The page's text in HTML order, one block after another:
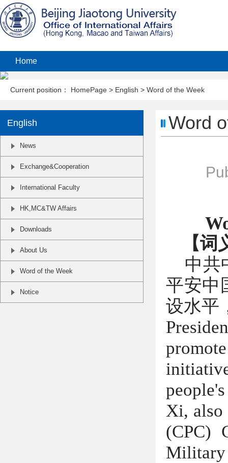
Home
Current position： HomePage > English > Word of the Week
English
News
Exchange&Cooperation
International Faculty
HK,MC&TW Affairs
Downloads
About Us
Word of the Week
Notice
Word
【
中共
平安中
设水平
Xi, also
(CPC)